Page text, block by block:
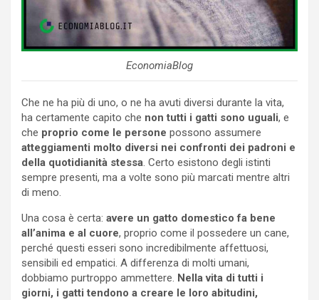
EconomiaBlog
Che ne ha più di uno, o ne ha avuti diversi durante la vita,
ha certamente capito che non tutti i gatti sono uguali, e
che proprio come le persone possono assumere
atteggiamenti molto diversi nei confronti dei padroni e
della quotidianità stessa . Certo esistono degli istinti
sempre presenti, ma a volte sono più marcati mentre altri
di meno.
Una cosa è certa: avere un gatto domestico fa bene
all’anima e al cuore, proprio come il possedere un cane,
perché questi esseri sono incredibilmente affettuosi,
sensibili ed empatici. A differenza di molti umani,
dobbiamo purtroppo ammettere. Nella vita di tutti i
giorni, i gatti tendono a creare le loro abitudini,